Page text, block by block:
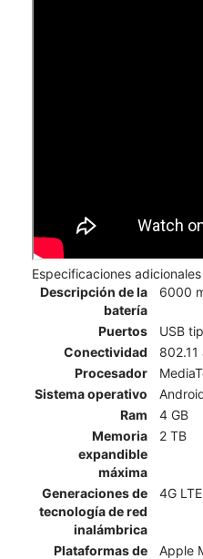
Especificaciones adicionales
Descripción de la
batería
6000
Puertos
USB
Conectividad
Procesador
Sistema operativo
Ram
4 GB
Memoria
expandible
máxima
2 TB
Generaciones de
tecnología de red
inalámbrica
4G
Plataformas de
Apple